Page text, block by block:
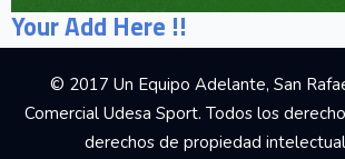
Your Add Here !!
© 2017 Un Equipo Adelante, San
Comercial Udesa Sport. Todos los
derechos de propiedad